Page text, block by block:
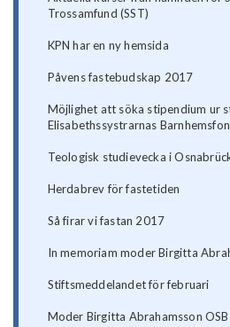
Trossamfund (SST)
KPN har en ny hemsida
Påvens fastebudskap 2017
Möjlighet att söka stipendium ur
Elisabethssystrarnas
Teologisk studievecka i
Herdabrev för fastetiden
Så firar vi fastan 2017
In memoriam moder Birgitta
Stiftsmeddelandet för februari
Moder Birgitta Abrahamsson